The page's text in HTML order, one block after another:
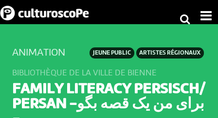
ARTISTES RÉGIONAUX
JEUNE PUBLIC
ANIMATION
BIBLIOTHÈQUE DE LA VILLE DE BIENNE
FAMILY LITERACY PERSISCH/
PERSAN -برای من یک قصه بگو